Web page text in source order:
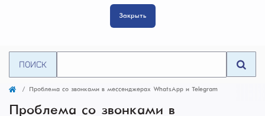
Закрыть
ПОИСК
Проблема со звонками в мессенджерах WhatsApp и Telegram
Проблема со звонками в